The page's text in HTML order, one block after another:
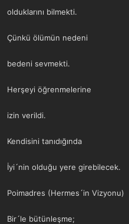
olduklarını bilmekti.
Çünkü ölümün nedeni
bedeni sevmekti.
Herşeyi öğrenmelerine
izin verildi.
Kendisini tanıdığında
İyi´nin olduğu yere girebilecek.
Poimadres (Hermes´in Vizyonu)
Bir´le bütünleşme;